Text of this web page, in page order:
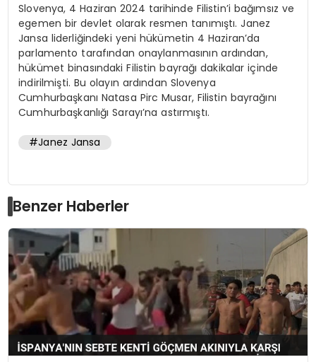
Slovenya, 4 Haziran 2024 tarihinde Filistin’i bağımsız ve
egemen bir devlet olarak resmen tanımıştı. Janez
Jansa liderliğindeki yeni hükümetin 4 Haziran’da
parlamento tarafından onaylanmasının ardından,
hükümet binasındaki Filistin bayrağı dakikalar içinde
indirilmişti. Bu olayın ardından Slovenya
Cumhurbaşkanı Natasa Pirc Musar, Filistin bayrağını
Cumhurbaşkanlığı Sarayı’na astırmıştı.
#Janez Jansa
Benzer Haberler